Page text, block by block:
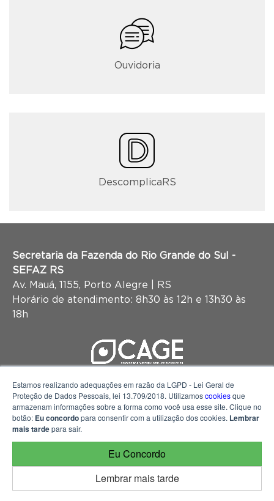
Ouvidoria
DescomplicaRS
Secretaria da Fazenda do Rio Grande do Sul -
SEFAZ RS
Av. Mauá, 1155, Porto Alegre | RS
Horário de atendimento: 8h30 às 12h e 13h30 às
18h
© 2026 Portal da Transparência do Rio Grande do Sul, mantido e
Estamos realizando adequações em razão da LGPD - Lei Geral de
Proteção de Dados Pessoais, lei 13.709/2018. Utilizamoscookiesque
armazenam informações sobre a forma como você usa esse site. Clique no
botão: Eu concordopara consentir com a utilização dos cookies. Lembrar
mais tardepara sair.
Eu Concordo
Lembrar mais tarde